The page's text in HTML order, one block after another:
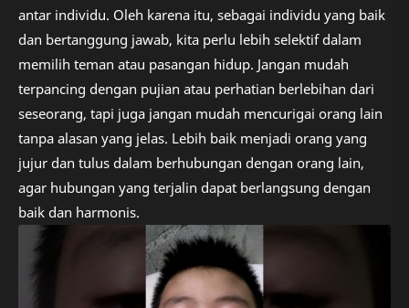
antar individu. Oleh karena itu, sebagai individu yang baik
dan bertanggung jawab, kita perlu lebih selektif dalam
memilih teman atau pasangan hidup. Jangan mudah
terpancing dengan pujian atau perhatian berlebihan dari
seseorang, tapi juga jangan mudah mencurigai orang lain
tanpa alasan yang jelas. Lebih baik menjadi orang yang
jujur dan tulus dalam berhubungan dengan orang lain,
agar hubungan yang terjalin dapat berlangsung dengan
baik dan harmonis.